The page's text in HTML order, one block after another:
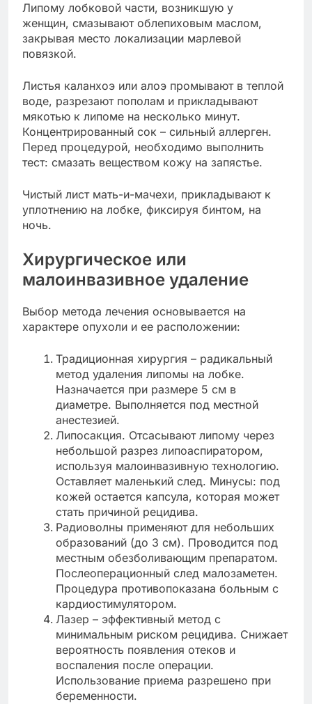
Липому лобковой части, возникшую у
женщин, смазывают облепиховым маслом,
закрывая место локализации марлевой
повязкой.
Листья каланхоэ или алоэ промывают в теплой
воде, разрезают пополам и прикладывают
мякотью к липоме на несколько минут.
Концентрированный сок – сильный аллерген.
Перед процедурой, необходимо выполнить
тест: смазать веществом кожу на запястье.
Чистый лист мать-и-мачехи, прикладывают к
уплотнению на лобке, фиксируя бинтом, на
ночь.
Хирургическое или
малоинвазивное удаление
Выбор метода лечения основывается на
характере опухоли и ее расположении:
Традиционная хирургия – радикальный
метод удаления липомы на лобке.
Назначается при размере 5 см в
диаметре. Выполняется под местной
анестезией.
Липосакция. Отсасывают липому через
небольшой разрез липоаспиратором,
используя малоинвазивную технологию.
Оставляет маленький след. Минусы: под
кожей остается капсула, которая может
стать причиной рецидива.
Радиоволны применяют для небольших
образований (до 3 см). Проводится под
местным обезболивающим препаратом.
Послеоперационный след малозаметен.
Процедура противопоказана больным с
кардиостимулятором.
Лазер – эффективный метод с
минимальным риском рецидива. Снижает
вероятность появления отеков и
воспаления после операции.
Использование приема разрешено при
беременности.